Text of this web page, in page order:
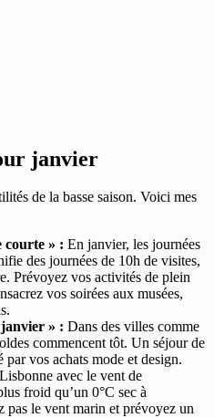
janvier
de la basse saison. Voici mes
courte » : En janvier, les journées
des journées de 10h de visites,
Prévoyez vos activités de plein
vos soirées aux musées,
janvier » : Dans des villes comme
commencent tôt. Un séjour de
vos achats mode et design.
avec le vent de
froid qu’un 0°C sec à
pas le vent marin et prévoyez un